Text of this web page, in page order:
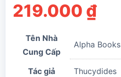
219.000 ₫
Tên Nhà
Cung Cấp
Alpha Books
Tác giả Thucydides